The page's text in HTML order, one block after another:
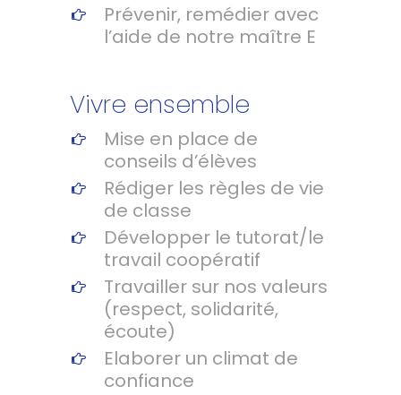
Prévenir, remédier avec
l’aide de notre maître E
Vivre ensemble
Mise en place de
conseils d’élèves
Rédiger les règles de vie
de classe
Développer le tutorat/le
travail coopératif
Travailler sur nos valeurs
(respect, solidarité,
écoute)
Elaborer un climat de
confiance